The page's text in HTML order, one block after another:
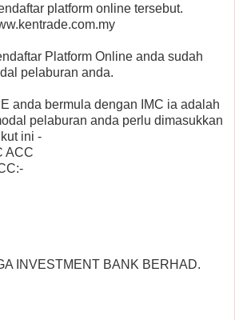
platform online tersebut.
Platform Online anda sudah
pelaburan anda.
anda bermula dengan IMC ia adalah
pelaburan anda perlu dimasukkan
ini -
ACC
INVESTMENT BANK BERHAD.